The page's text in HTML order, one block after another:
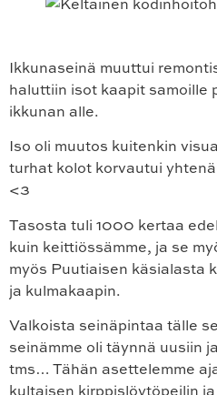
Ikkunaseinä muuttui
haluttiin isot kaapit samoille
ikkunan alle.
Iso oli muutos kuitenkin
turhat kolot korvautui
<3
Tasosta tuli 1000 kertaa
kuin keittiössämme, ja se
myös Puutiaisen käsialasta
ja kulmakaapin.
Valkoista seinäpintaa tälle
seinämme oli täynnä uusiin
tms… Tähän asettelemme
kultaisen kirppislöytöpeilin